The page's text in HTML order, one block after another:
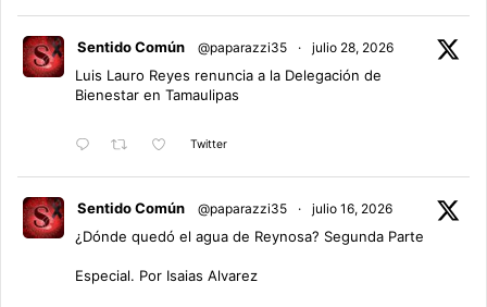
Sentido Común @paparazzi35 · julio 28, 2026
Luis Lauro Reyes renuncia a la Delegación de
Bienestar en Tamaulipas
Twitter
Sentido Común @paparazzi35 · julio 16, 2026
¿Dónde quedó el agua de Reynosa? Segunda Parte
Especial. Por Isaias Alvarez